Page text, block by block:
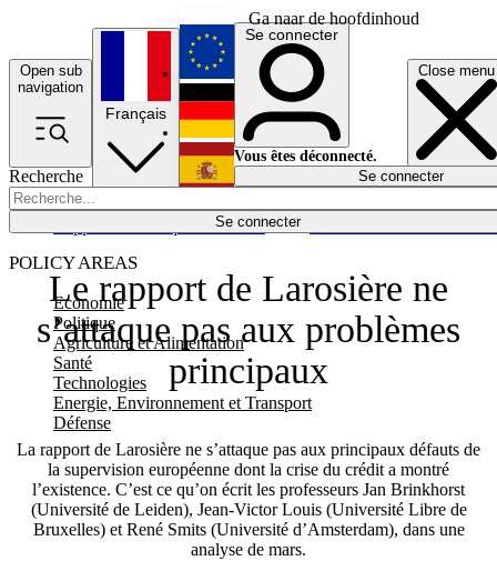
Ga naar de hoofdinhoud
Open sub
navigation
Close menu
Recherche
Se connecter
POLICY AREAS
Economie
Politique
Agriculture et Alimentation
Santé
Technologies
Energie, Environnement et Transport
Défense
Économie
Français
English
Deutsch
Español
Se connecter
Vous êtes déconnecté.
Se connecter
Le rapport de Larosière ne
s’attaque pas aux problèmes
principaux
La rapport de Larosière ne s’attaque pas aux principaux défauts de
la supervision européenne dont la crise du crédit a montré
l’existence. C’est ce qu’on écrit les professeurs Jan Brinkhorst
(Université de Leiden), Jean-Victor Louis (Université Libre de
Bruxelles) et René Smits (Université d’Amsterdam), dans une
analyse de mars.